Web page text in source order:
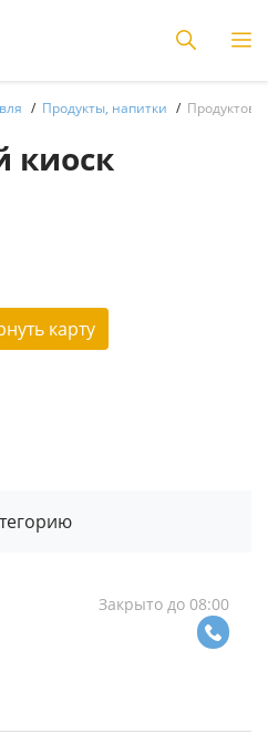
Продукты, напитки
киоск
карту
Закрыто до 08:00